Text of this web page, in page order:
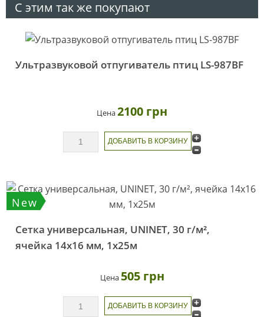
С этим так же покупают
Ультразвуковой отпугиватель птиц LS-987BF
Цена2100 грн
New
Сетка универсальная, UNINET, 30 г/м²,
ячейка 14х16 мм, 1х25м
Цена 505 грн